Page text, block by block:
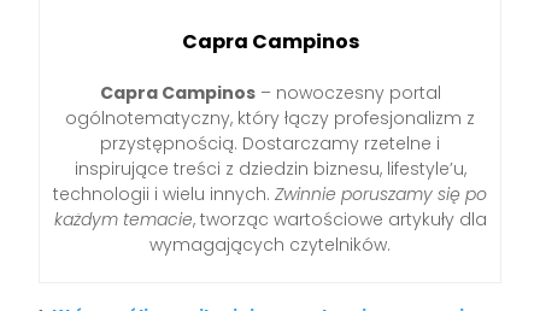
Capra Campinos
Capra Campinos– nowoczesny portal
ogólnotematyczny, który łączy profesjonalizm z
przystępnością. Dostarczamy rzetelne i
inspirujące treści z dziedzin biznesu, lifestyle’u,
technologii i wielu innych. Zwinnie poruszamy się po
każdym temacie, tworząc wartościowe artykuły dla
wymagających czytelników.